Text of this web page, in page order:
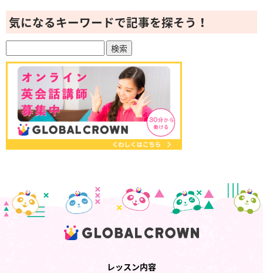
気になるキーワードで記事を探そう！
レッスン内容